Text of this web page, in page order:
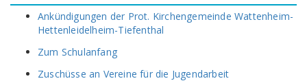
Ankündigungen der Prot. Kirchengemeinde Wattenheim-
Hettenleidelheim-Tiefenthal
Zum Schulanfang
Zuschüsse an Vereine für die Jugendarbeit